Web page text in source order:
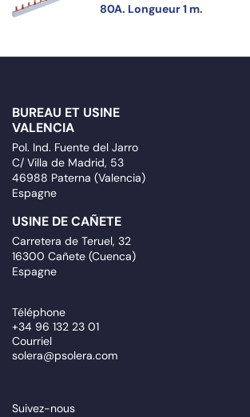
80A. Longueur 1 m.
BUREAU ET USINE
VALENCIA
Pol. Ind. Fuente del Jarro
C/ Villa de Madrid, 53
46988 Paterna (Valencia)
Espagne
USINE DE CAÑETE
Carretera de Teruel, 32
16300 Cañete (Cuenca)
Espagne
Téléphone
+34 96 132 23 01
Courriel
solera@psolera.com
Suivez-nous